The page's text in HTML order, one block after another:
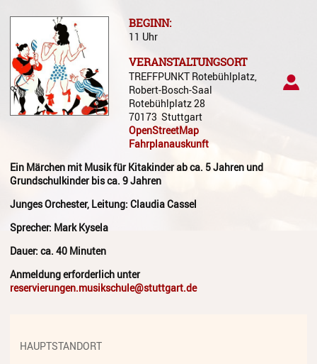
Instrumentenkarussell
Komposition
Musikproduktion, DJing und
Recording
Musiktheater - Stage
Coaching
Musiktheorie
Musiktherapie
RockPopJazz
BEGINN:
11 Uhr
VERANSTALTUNGSORT
TREFFPUNKT Rotebühlplatz,
Robert-Bosch-Saal
Rotebühlplatz 28
70173 Stuttgart
OpenStreetMap
Fahrplanauskunft
Ein Märchen mit Musik für Kitakinder ab ca. 5 Jahren und
Grundschulkinder bis ca. 9 Jahren
Junges Orchester, Leitung: Claudia Cassel
Sprecher: Mark Kysela
Dauer: ca. 40 Minuten
Anmeldung erforderlich unter
reservierungen.musikschule@stuttgart.de
HAUPTSTANDORT